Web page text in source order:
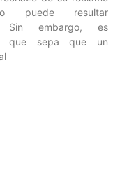
puede resultar
Sin embargo, es
que sepa que un